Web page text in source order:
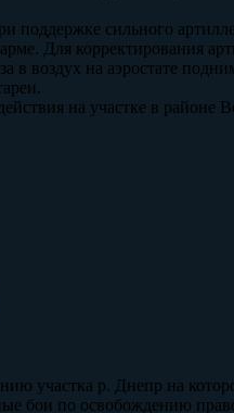
поддержке сильного
Для корректирования
воздух на аэростате
на участке в районе
участка р. Днепр на
бои по освобождению